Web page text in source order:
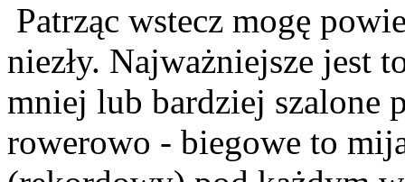
Patrząc wstecz mogę
niezły. Najważniejsze jest
mniej lub bardziej szalone
rowerowo - biegowe to